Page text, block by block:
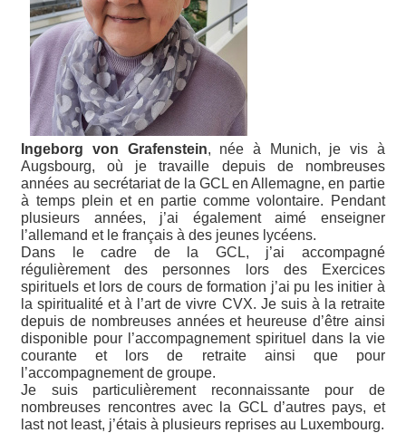
Ingeborg von Grafenstein, née à Munich, je vis à
Augsbourg, où je travaille depuis de nombreuses
années au secrétariat de la GCL en Allemagne, en partie
à temps plein et en partie comme volontaire. Pendant
plusieurs années, j’ai également aimé enseigner
l’allemand et le français à des jeunes lycéens.
Dans le cadre de la GCL, j’ai accompagné
régulièrement des personnes lors des Exercices
spirituels et lors de cours de formation j’ai pu les initier à
la spiritualité et à l’art de vivre CVX. Je suis à la retraite
depuis de nombreuses années et heureuse d’être ainsi
disponible pour l’accompagnement spirituel dans la vie
courante et lors de retraite ainsi que pour
l’accompagnement de groupe.
Je suis particulièrement reconnaissante pour de
nombreuses rencontres avec la GCL d’autres pays, et
last not least, j’étais à plusieurs reprises au Luxembourg.